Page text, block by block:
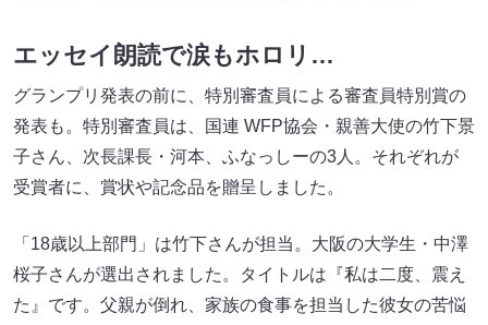
エッセイ朗読で涙もホロリ…
グランプリ発表の前に、特別審査員による審査員特別賞の
発表も。特別審査員は、国連 WFP協会・親善大使の竹下景
子さん、次長課長・河本、ふなっしーの3人。それぞれが
受賞者に、賞状や記念品を贈呈しました。
「18歳以上部門」は竹下さんが担当。大阪の大学生・中澤
桜子さんが選出されました。タイトルは『私は二度、震え
た』です。父親が倒れ、家族の食事を担当した彼女の苦悩